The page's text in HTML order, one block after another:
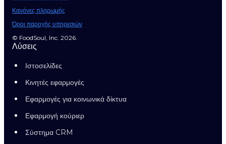
Κανόνες πληρωμής
Όροι παροχής υπηρεσιών
© FoodSoul, Inc. 2026.
Λύσεις
Ιστοσελίδες
Κινητές εφαρμογές
Εφαρμογές για κοινωνικά δίκτυα
Εφαρμογή κούριερ
Σύστημα CRM